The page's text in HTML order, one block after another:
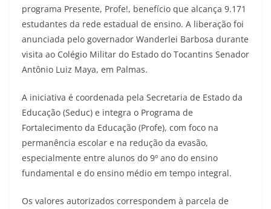
programa Presente, Profe!, benefício que alcança 9.171
estudantes da rede estadual de ensino. A liberação foi
anunciada pelo governador Wanderlei Barbosa durante
visita ao Colégio Militar do Estado do Tocantins Senador
Antônio Luiz Maya, em Palmas.
A iniciativa é coordenada pela Secretaria de Estado da
Educação (Seduc) e integra o Programa de
Fortalecimento da Educação (Profe), com foco na
permanência escolar e na redução da evasão,
especialmente entre alunos do 9º ano do ensino
fundamental e do ensino médio em tempo integral.
Os valores autorizados correspondem à parcela de